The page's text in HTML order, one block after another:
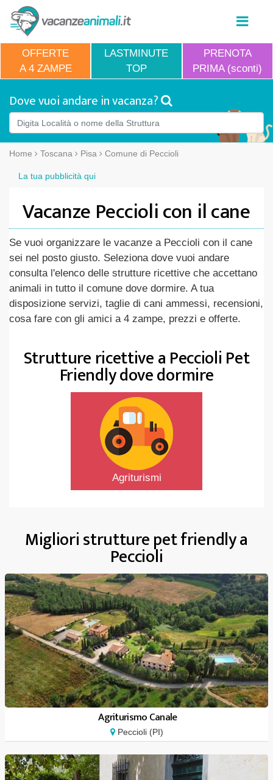
OFFERTE
A 4 ZAMPE
LASTMINUTE
TOP
PRENOTA
PRIMA (sconti)
Dove vuoi andare in vacanza?
Home Toscana Pisa Comune di Peccioli
La tua pubblicità qui
Vacanze Peccioli con il cane
Se vuoi organizzare le vacanze a Peccioli con il cane
sei nel posto giusto. Seleziona dove vuoi andare
consulta l'elenco delle strutture ricettive che accettano
animali in tutto il comune dove dormire. A tua
disposizione servizi, taglie di cani ammessi, recensioni,
cosa fare con gli amici a 4 zampe, prezzi e offerte.
Strutture ricettive a Peccioli Pet
Friendly dove dormire
Agriturismi
Migliori strutture pet friendly a
Peccioli
Agriturismo Canale
Peccioli (PI)